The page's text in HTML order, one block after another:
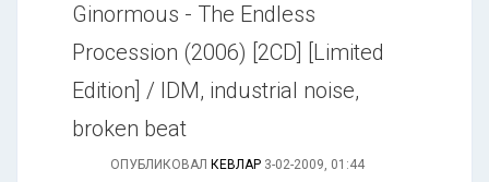
Ginormous - The Endless
Procession (2006) [2CD] [Limited
Edition] / IDM, industrial noise,
broken beat
ОПУБЛИКОВАЛ КЕВЛАР 3-02-2009, 01:44